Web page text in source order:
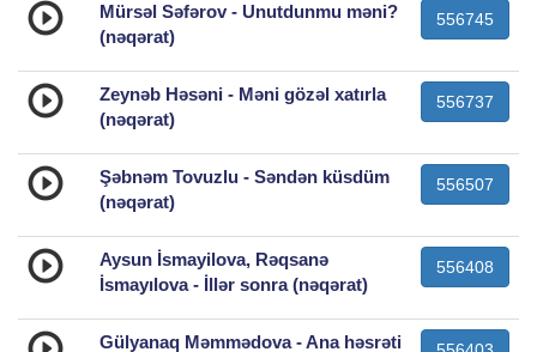
Mürsəl Səfərov - Unutdunmu məni?
(nəqərat)
556745
Zeynəb Həsəni - Məni gözəl xatırla
(nəqərat)
556737
Şəbnəm Tovuzlu - Səndən küsdüm
(nəqərat)
556507
Aysun İsmayilova, Rəqsanə
İsmayılova - İllər sonra (nəqərat)
556408
Gülyanaq Məmmədova - Ana həsrəti